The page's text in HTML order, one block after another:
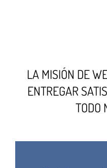
LA MISIÓN DE
ENTREGAR
TODO